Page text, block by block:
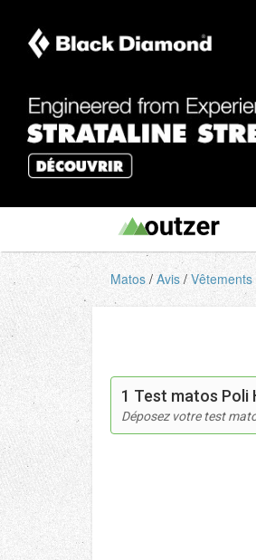
Matos Avis
1 Test matos Poli
Déposez votre test